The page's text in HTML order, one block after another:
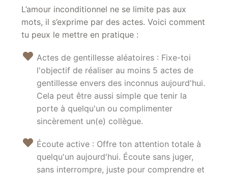
L’amour inconditionnel ne se limite pas aux
mots, il s’exprime par des actes. Voici comment
tu peux le mettre en pratique :
Actes de gentillesse aléatoires : Fixe-toi
l'objectif de réaliser au moins 5 actes de
gentillesse envers des inconnus aujourd'hui.
Cela peut être aussi simple que tenir la
porte à quelqu'un ou complimenter
sincèrement un(e) collègue.
Écoute active : Offre ton attention totale à
quelqu'un aujourd'hui. Écoute sans juger,
sans interrompre, juste pour comprendre et